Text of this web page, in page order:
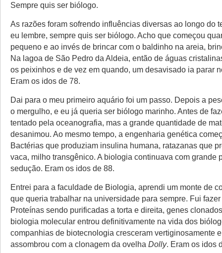
Sempre quis ser biólogo.
As razões foram sofrendo influências diversas ao longo do
eu lembre, sempre quis ser biólogo. Acho que começou
pequeno e ao invés de brincar com o baldinho na areia,
Na lagoa de São Pedro da Aldeia, então de águas
os peixinhos e de vez em quando, um desavisado ia parar
Eram os idos de 78.
Dai para o meu primeiro aquário foi um passo. Depois a
o mergulho, e eu já queria ser biólogo marinho. Antes de
tentado pela oceanografia, mas a grande quantidade de
desanimou. Ao mesmo tempo, a engenharia genética
Bactérias que produziam insulina humana, ratazanas que
vaca, milho transgênico. A biologia continuava com grande
sedução. Eram os idos de 88.
Entrei para a faculdade de Biologia, aprendi um monte de
que queria trabalhar na universidade para sempre. Fui
Proteínas sendo purificadas a torta e direita, genes
biologia molecular entrou definitivamente na vida dos
companhias de biotecnologia cresceram vertiginosamente
assombrou com a clonagem da ovelha Dolly. Eram os idos